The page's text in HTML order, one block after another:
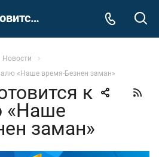
«КАМАЗ» готовится к фестивалю «Наше время-Безнен заман»
Новости
«Наше время-Безнен заман»
к
«Наше
заман»